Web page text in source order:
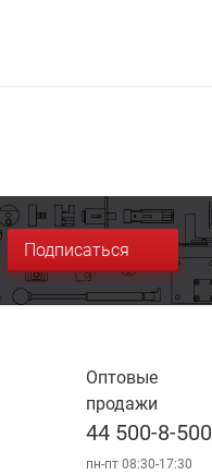
Подписаться
Оптовые
продажи
44 500-8-500
пн-пт 08:30-17:30